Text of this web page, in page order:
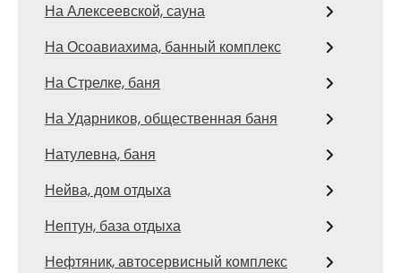
На Алексеевской, сауна
На Осоавиахима, банный комплекс
На Стрелке, баня
На Ударников, общественная баня
Натулевна, баня
Нейва, дом отдыха
Нептун, база отдыха
Нефтяник, автосервисный комплекс